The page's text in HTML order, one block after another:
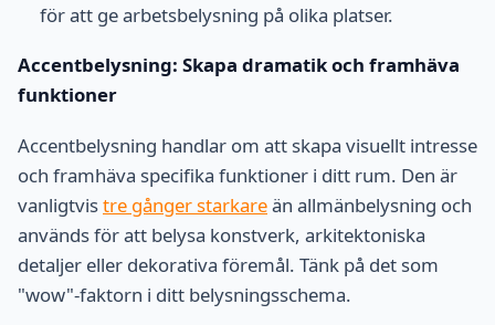
för att ge arbetsbelysning på olika platser.
Accentbelysning: Skapa dramatik och framhäva
funktioner
Accentbelysning handlar om att skapa visuellt intresse
och framhäva specifika funktioner i ditt rum. Den är
vanligtvistre gånger starkareän allmänbelysning och
används för att belysa konstverk, arkitektoniska
detaljer eller dekorativa föremål. Tänk på det som
"wow"-faktorn i ditt belysningsschema.